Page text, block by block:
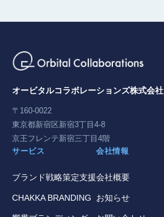
オービタルコラボレーションズ株式会社
〒160-0022
東京都新宿区新宿3丁目4-8
京王フレンテ新宿三丁目4階
サービス
ブランド戦略策定支援
CHAKKA BRANDING
会社情報
会社概要
お知らせ